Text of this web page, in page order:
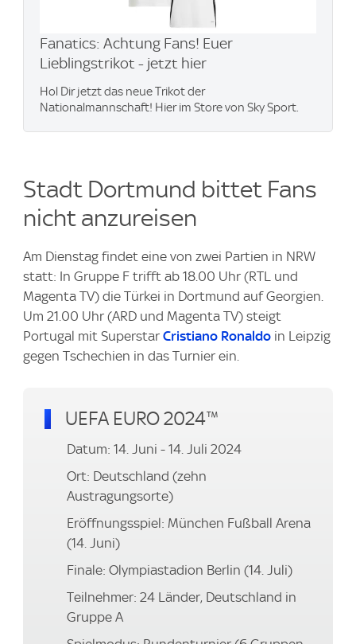
Fanatics: Achtung Fans! Euer
Lieblingstrikot - jetzt hier
Hol Dir jetzt das neue Trikot der
Nationalmannschaft! Hier im Store von Sky Sport.
Stadt Dortmund bittet Fans
nicht anzureisen
Am Dienstag findet eine von zwei Partien in NRW
statt: In Gruppe F trifft ab 18.00 Uhr (RTL und
Magenta TV) die Türkei in Dortmund auf Georgien.
Um 21.00 Uhr (ARD und Magenta TV) steigt
Portugal mit Superstar Cristiano Ronaldo in Leipzig
gegen Tschechien in das Turnier ein.
UEFA EURO 2024™
Datum: 14. Juni - 14. Juli 2024
Ort: Deutschland (zehn
Austragungsorte)
Eröffnungsspiel: München Fußball Arena
(14. Juni)
Finale: Olympiastadion Berlin (14. Juli)
Teilnehmer: 24 Länder, Deutschland in
Gruppe A